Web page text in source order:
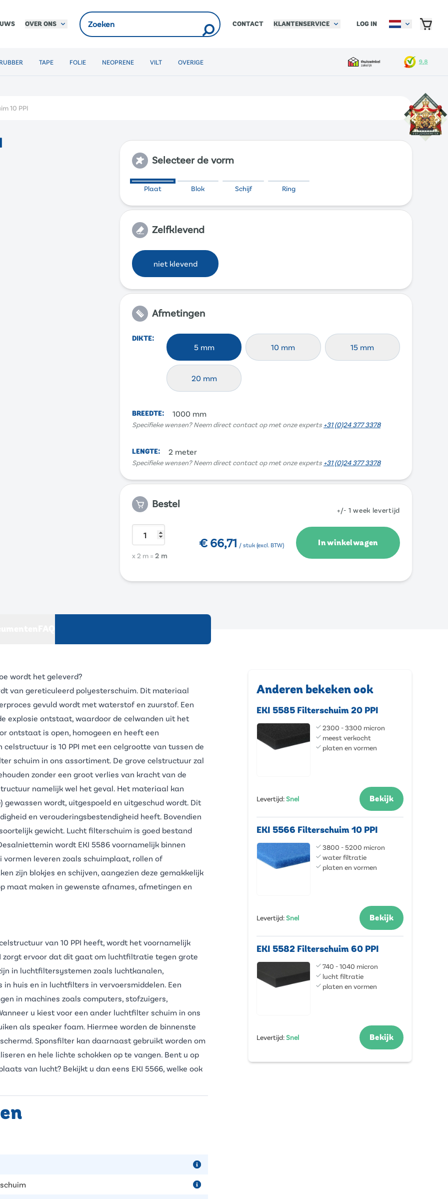
OVER ONS CONTACT KLANTENSERVICE LOG IN
TAPE FOLIE NEOPRENE VILT OVERIGE
10 PPI
Selecteer de vorm
Plaat Blok Schijf Ring
Zelfklevend
niet klevend
Afmetingen
DIKTE:
5 mm 10 mm 15 mm
20 mm
BREEDTE: 1000 mm
Specifieke wensen? Neem direct contact op met onze experts +31 (0)24 377 3378
LENGTE: 2 meter
Specifieke wensen? Neem direct contact op met onze experts +31 (0)24 377 3378
Bestel
+/- 1 week levertijd
x 2 m = 2 m
€ 66,71 / stuk (excl. BTW) In winkelwagen
wordt het geleverd?
van gereticuleerd polyesterschuim. Dit materiaal
gevuld wordt met waterstof en zuurstof. Een
explosie ontstaat, waardoor de celwanden uit het
ontstaat is open, homogeen en heeft een
is 10 PPI met een celgrootte van tussen de
schuim in ons assortiment. De grove celstructuur zal
zonder een groot verlies van kracht van de
namelijk wel het geval. Het materiaal kan
wordt, uitgespoeld en uitgeschud wordt. Dit
en verouderingsbestendigheid heeft. Bovendien
gewicht. Lucht filterschuim is goed bestand
wordt EKI 5586 voornamelijk binnen
leveren zoals schuimplaat, rollen of
zijn blokjes en schijven, aangezien deze gemakkelijk
maat maken in gewenste afnames, afmetingen en
van 10 PPI heeft, wordt het voornamelijk
zorgt ervoor dat dit gaat om luchtfiltratie tegen grote
in luchtfiltersystemen zoals luchtkanalen,
huis en in luchtfilters in vervoersmiddelen. Een
in machines zoals computers, stofzuigers,
u kiest voor een ander luchtfilter schuim in ons
als speaker foam. Hiermee worden de binnenste
Sponsfilter kan daarnaast gebruikt worden om
en hele lichte schokken op te vangen. Bent u op
van lucht? Bekijkt u dan eens EKI 5566, welke ook
Anderen bekeken ook
EKI 5585 Filterschuim 20 PPI
2300 - 3300 micron
meest verkocht
platen en vormen
Levertijd:Snel Bekijk
EKI 5566 Filterschuim 10 PPI
3800 - 5200 micron
water filtratie
platen en vormen
Levertijd:Snel Bekijk
EKI 5582 Filterschuim 60 PPI
740 - 1040 micron
lucht filtratie
platen en vormen
Levertijd:Snel Bekijk